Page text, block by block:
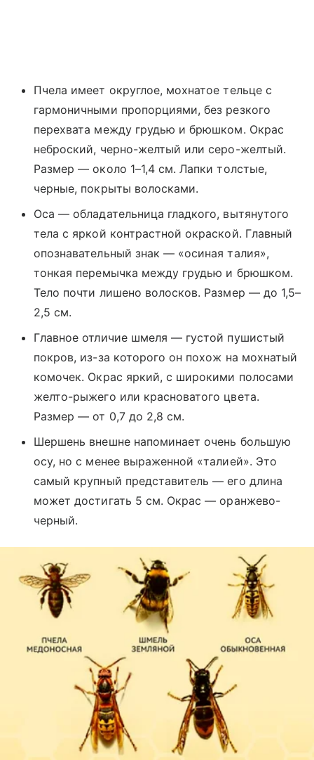
Пчела имеет округлое, мохнатое тельце с
гармоничными пропорциями, без резкого
перехвата между грудью и брюшком. Окрас
неброский, черно-желтый или серо-желтый.
Размер — около 1–1,4 см. Лапки толстые,
черные, покрыты волосками.
Оса — обладательница гладкого, вытянутого
тела с яркой контрастной окраской. Главный
опознавательный знак — «осиная талия»,
тонкая перемычка между грудью и брюшком.
Тело почти лишено волосков. Размер — до 1,5–
2,5 см.
Главное отличие шмеля — густой пушистый
покров, из-за которого он похож на мохнатый
комочек. Окрас яркий, с широкими полосами
желто-рыжего или красноватого цвета.
Размер — от 0,7 до 2,8 см.
Шершень внешне напоминает очень большую
осу, но с менее выраженной «талией». Это
самый крупный представитель — его длина
может достигать 5 см. Окрас — оранжево-
черный.